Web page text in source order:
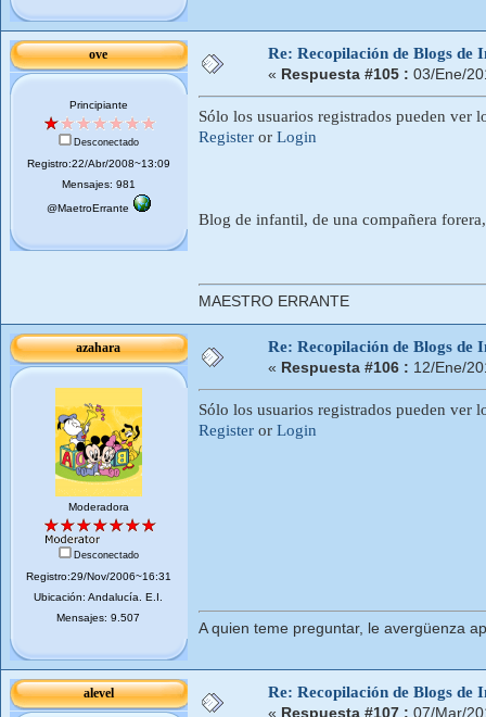
ove
Principiante
Desconectado
Registro:22/Abr/2008~13:09
Mensajes: 981
@MaetroErrante
Re: Recopilación de Blogs de
« Respuesta #105 : 03/Ene/
Sólo los usuarios registrados pueden ver
Register or Login
Blog de infantil, de una compañera
MAESTRO ERRANTE
azahara
Moderadora
Desconectado
Registro:29/Nov/2006~16:31
Ubicación: Andalucí­a. E.I.
Mensajes: 9.507
Re: Recopilación de Blogs de
« Respuesta #106 : 12/Ene/
Sólo los usuarios registrados pueden ver
Register or Login
A quien teme preguntar, le avergüenza
alevel Re: Recopilación de Blogs de
« Respuesta #107 : 07/Mar/